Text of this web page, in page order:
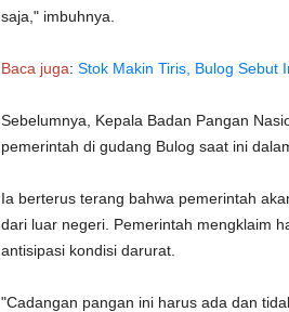
saja," imbuhnya.
Baca juga: Stok Makin Tiris, Bulog Sebut
Sebelumnya, Kepala Badan Pangan
pemerintah di gudang Bulog saat ini
Ia berterus terang bahwa pemerintah
dari luar negeri. Pemerintah mengklaim
antisipasi kondisi darurat.
"Cadangan pangan ini harus ada dan